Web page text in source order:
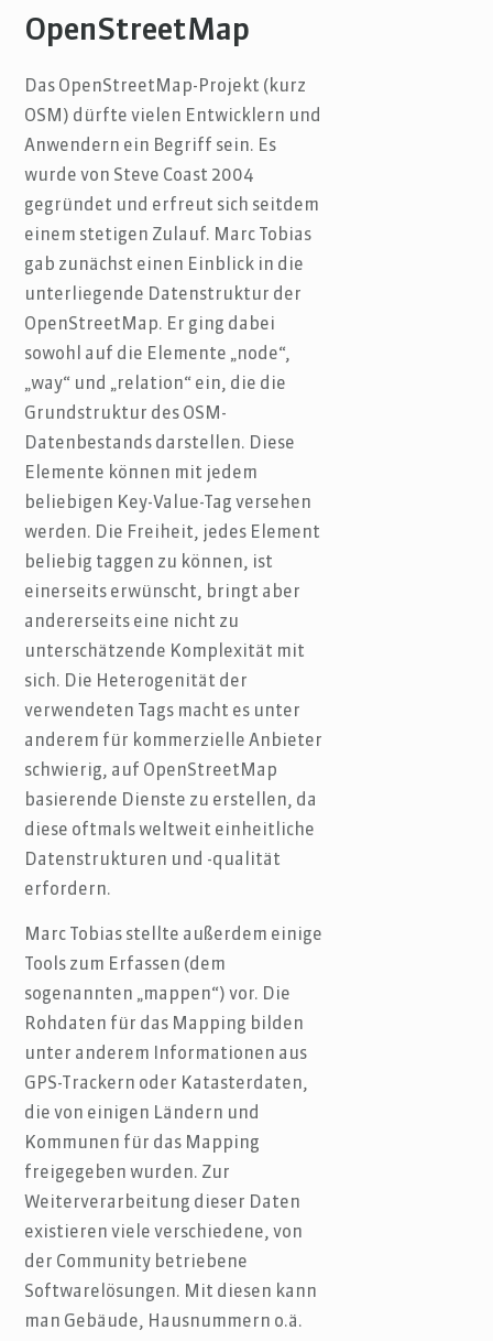
OpenStreetMap
Das OpenStreetMap-Projekt (kurz
OSM) dürfte vielen Entwicklern und
Anwendern ein Begriff sein. Es
wurde von Steve Coast 2004
gegründet und erfreut sich seitdem
einem stetigen Zulauf. Marc Tobias
gab zunächst einen Einblick in die
unterliegende Datenstruktur der
OpenStreetMap. Er ging dabei
sowohl auf die Elemente „node“,
„way“ und „relation“ ein, die die
Grundstruktur des OSM-
Datenbestands darstellen. Diese
Elemente können mit jedem
beliebigen Key-Value-Tag versehen
werden. Die Freiheit, jedes Element
beliebig taggen zu können, ist
einerseits erwünscht, bringt aber
andererseits eine nicht zu
unterschätzende Komplexität mit
sich. Die Heterogenität der
verwendeten Tags macht es unter
anderem für kommerzielle Anbieter
schwierig, auf OpenStreetMap
basierende Dienste zu erstellen, da
diese oftmals weltweit einheitliche
Datenstrukturen und -qualität
erfordern.
Marc Tobias stellte außerdem einige
Tools zum Erfassen (dem
sogenannten „mappen“) vor. Die
Rohdaten für das Mapping bilden
unter anderem Informationen aus
GPS-Trackern oder Katasterdaten,
die von einigen Ländern und
Kommunen für das Mapping
freigegeben wurden. Zur
Weiterverarbeitung dieser Daten
existieren viele verschiedene, von
der Community betriebene
Softwarelösungen. Mit diesen kann
man Gebäude, Hausnummern o.ä.